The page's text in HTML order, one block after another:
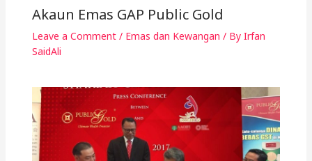
Akaun Emas GAP Public Gold
Leave a Comment / Emas dan Kewangan / By Irfan
SaidAli